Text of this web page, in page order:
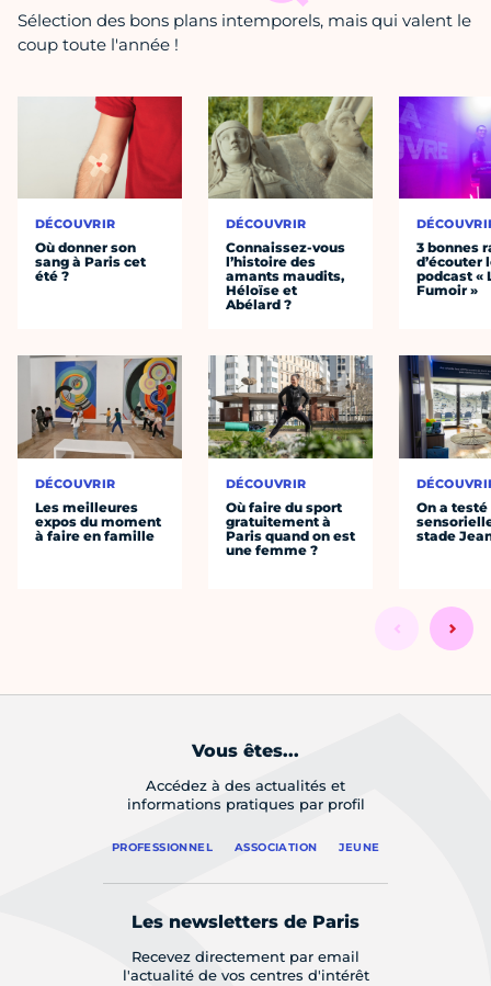
Sélection des bons plans intemporels, mais qui valent le
coup toute l'année !
DÉCOUVRIR
Où donner son
sang à Paris cet
été ?
DÉCOUVRIR
Les meilleures
expos du moment
à faire en famille
DÉCOUVRIR
Connaissez-vous
l’histoire des
amants maudits,
Héloïse et
Abélard ?
DÉCOUVRIR
Où faire du sport
gratuitement à
Paris quand on est
une femme ?
3 bonnes
d’écouter
podcast «
Fumoir »
On a
stade
Vous êtes...
Accédez à des actualités et
informations pratiques par profil
PROFESSIONNEL ASSOCIATION JEUNE
Les newsletters de Paris
Recevez directement par email
l'actualité de vos centres d'intérêt